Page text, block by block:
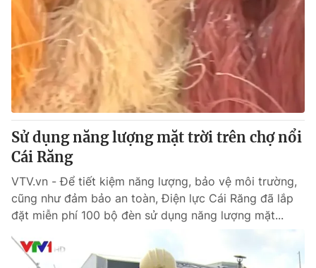
® Cấm sao chép dưới mọi hình thức nếu không có sự chấp
thuận bằng văn bản. Ghi rõ nguồn VTV.vn khi phát hành lại
thông tin từ website này.
Sử dụng năng lượng mặt trời trên chợ nổi
Cái Răng
VTV.vn - Để tiết kiệm năng lượng, bảo vệ môi trường,
cũng như đảm bảo an toàn, Điện lực Cái Răng đã lắp
đặt miễn phí 100 bộ đèn sử dụng năng lượng mặt...